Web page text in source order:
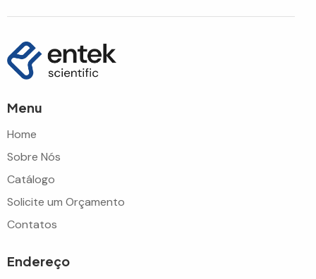
Menu
Home
Sobre Nós
Catálogo
Solicite um Orçamento
Contatos
Endereço